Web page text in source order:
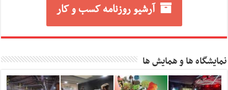
آرشیو روزنامه کسب و کار
نمایشگاه ها و همایش ها